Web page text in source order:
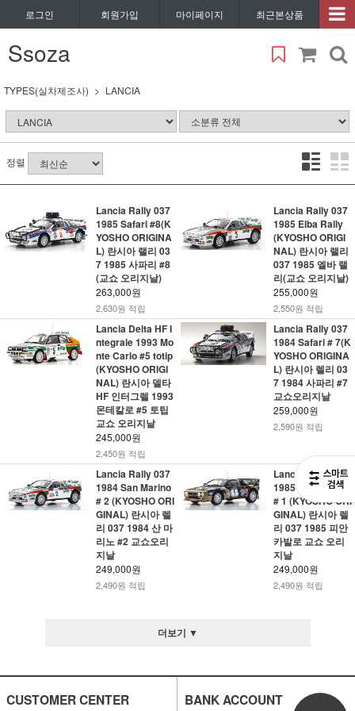
로그인 회원가입 마이페이지 최근본상품
Ssoza
TYPES(실차제조사) LANCIA
정렬
Lancia Rally 037
1985 Safari #8(K
YOSHO ORIGINA
L) 란시아 랠리 03
7 1985 사파리 #8
(교쇼 오리지날)
263,000원
2,630원 적립
Lancia Rally 037
1985 Elba Rally
(KYOSHO ORIGI
NAL) 란시아 랠리
037 1985 엘바 랠
리(교쇼 오리지날)
255,000원
2,550원 적립
Lancia Delta HF I
ntegrale 1993 Mo
nte Carlo #5 totip
(KYOSHO ORIGI
NAL) 란시아 델타
HF 인터그렐 1993
몬테칼로 #5 토팁
교쇼 오리지날
245,000원
2,450원 적립
Lancia Rally 037
1984 Safari # 7(K
YOSHO ORIGINA
L) 란시아 렐리 03
7 1984 사파리 #7
교쇼오리지날
259,000원
2,590원 적립
Lancia Rally 037
1984 San Marino
# 2 (KYOSHO ORI
GINAL) 란시아 렐
리 037 1984 산 마
리노 #2 교쇼오리
지날
249,000원
2,490원 적립
Lancia Rally 037
1985 Piancavallo
# 1 (KYOSHO ORI
GINAL) 란시아 렐
리 037 1985 피안
카발로 교쇼 오리
지날
249,000원
2,490원 적립
더보기 ▼
CUSTOMER CENTER BANK ACCOUNT